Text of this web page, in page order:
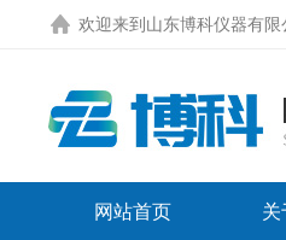
欢迎来到 山东博科仪器有限
网站首页 关